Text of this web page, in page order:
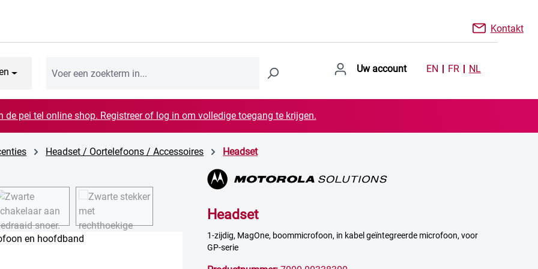
Kontakt
Uw account EN FR NL
de pei tel online shop. Registreer of log in om volledige toegang te krijgen.
Headset / Oortelefoons / Accessoires Headset
Headset
1-zijdig, MagOne, boommicrofoon, in kabel geïntegreerde microfoon, voor
GP-serie